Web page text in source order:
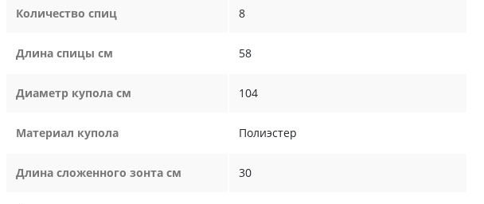
Количество спиц 8
Длина спицы см 58
Диаметр купола см 104
Материал купола Полиэстер
Длина сложенного зонта см 30